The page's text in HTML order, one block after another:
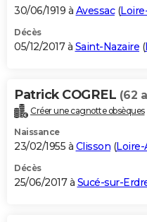
30/06/1919 à Avessac(
Décès
05/12/2017 à Saint-Nazaire (
Patrick COGREL (62
Créer une cagnotte obsèques
Naissance
23/02/1955 à Clisson (Loire-
Décès
25/06/2017 à Sucé-sur-